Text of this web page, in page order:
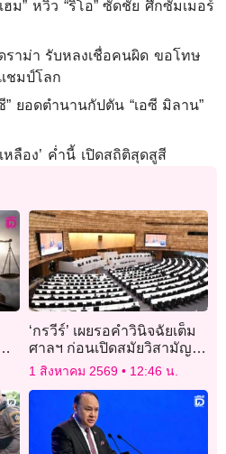
ฮม” หวิว “ริโอ” ซัดชัย ศึกซัมเมอร์
ดราม่า รับหลงเชื่อคนผิด ขอโทษ
ชมป์โลก
” ยอดตำนานกัปตัน “เอซี มิลาน”
เหลือง’ ค่ำนี้ เปิดสถิติสุดสูสี
‘กรวีร์’ เผยรอคำวินิจฉัยเต็ม
ศาลฯ ก่อนเปิดสมัยวิสามัญ
ถก พ.ร.ก.กู้เงิน 4 แสนล้าน
1 สิงหาคม 2569 12:46 น.